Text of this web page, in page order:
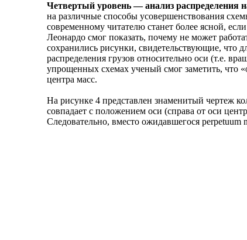
Четвертый уровень — анализ распределения
на различные способы усовершенствования
современному читателю станет более ясной,
Леонардо смог показать, почему не может
сохранились рисунки, свидетельствующие, что
распределения грузов относительно оси (т.е.
упрощенных схемах ученый смог заметить, что
центра масс.
На рисунке 4 представлен знаменитый чертеж
совпадает с положением оси (справа от оси
Следовательно, вместо ожидавшегося perpetuum